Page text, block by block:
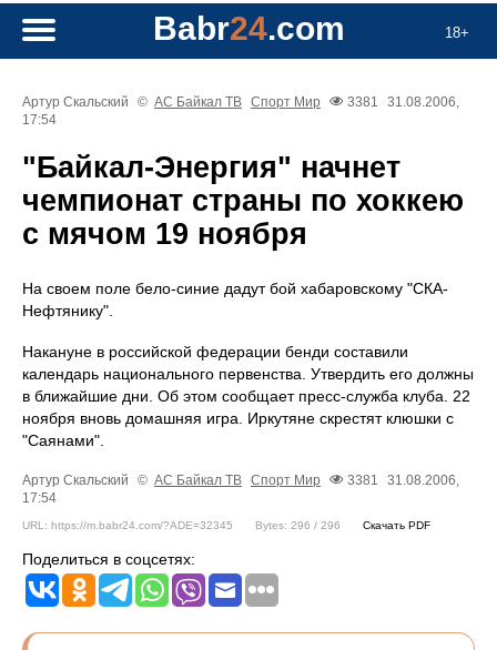
18+
Babr24.com
Артур Скальский © АС Байкал ТВ Спорт Мир 3381
31.08.2006,
17:54
"Байкал-Энергия" начнет
чемпионат страны по хоккею
с мячом 19 ноября
На своем поле бело-синие дадут бой хабаровскому "СКА-
Нефтянику".
Накануне в российской федерации бенди составили
календарь национального первенства. Утвердить его должны
в ближайшие дни. Об этом сообщает пресс-служба клуба. 22
ноября вновь домашняя игра. Иркутяне скрестят клюшки с
"Саянами".
Артур Скальский © АС Байкал ТВ Спорт Мир 3381
31.08.2006,
17:54
URL: https://m.babr24.com/?ADE=32345 Bytes: 296 / 296 Скачать PDF
Поделиться в соцсетях: